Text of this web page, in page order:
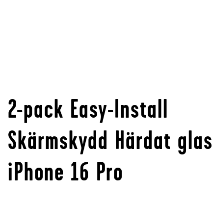
2-pack Easy-Install
Skärmskydd Härdat glas
iPhone 16 Pro